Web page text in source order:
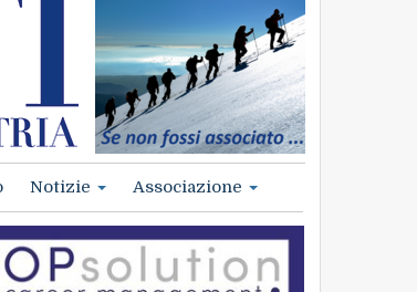
Notizie Associazione